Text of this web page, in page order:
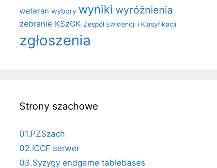
weteran wybory wyniki wyróżnienia
zebranie KSzGK Zespół Ewidencji i Klasyfikacji
zgłoszenia
Strony szachowe
01.PZSzach
02.ICCF serwer
03.Syzygy endgame tablebases